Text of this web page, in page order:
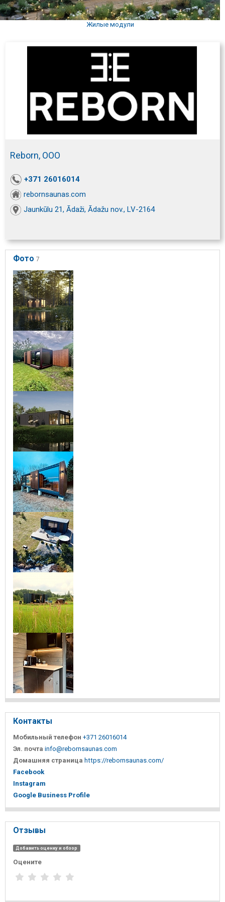
Жилые модули
Reborn, ООО
+371 26016014
rebornsaunas.com
Jaunkūlu 21, Ādaži, Ādažu nov., LV-2164
Фото 7
Контакты
Мобильный телефон +371 26016014
Эл. почта info@rebornsaunas.com
Домашняя страница https://rebornsaunas.com/
Facebook
Instagram
Google Business Profile
Отзывы
Добавить оценку и обзор
Оцените